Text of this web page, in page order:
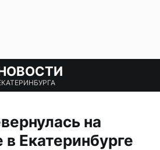
на
Екатеринбурге